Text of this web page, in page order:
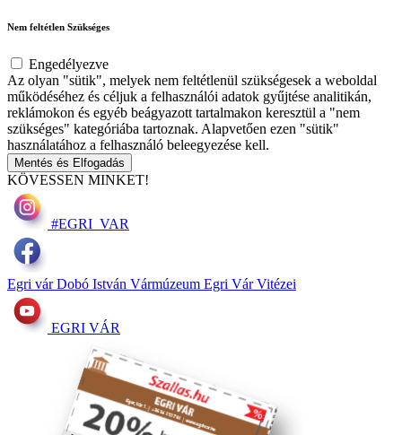
Nem feltétlen Szükséges
Engedélyezve
Az olyan "sütik", melyek nem feltétlenül szükségesek a weboldal
működéséhez és céljuk a felhasználói adatok gyűjtése analitikán,
reklámokon és egyéb beágyazott tartalmakon keresztül a "nem
szükséges" kategóriába tartoznak. Alapvetően ezen "sütik"
használatához a felhasználó beleegyezése kell.
Mentés és Elfogadás
KÖVESSEN MINKET!
#EGRI_VAR
Egri várDobó István Vármúzeum Egri Vár Vitézei
EGRI VÁR